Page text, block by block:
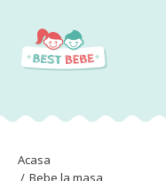
Bebe la masa